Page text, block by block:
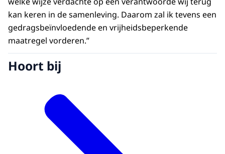
kan keren in de samenleving. Daarom zal ik tevens een
gedragsbeïnvloedende en vrijheidsbeperkende
maatregel vorderen.”
Hoort bij